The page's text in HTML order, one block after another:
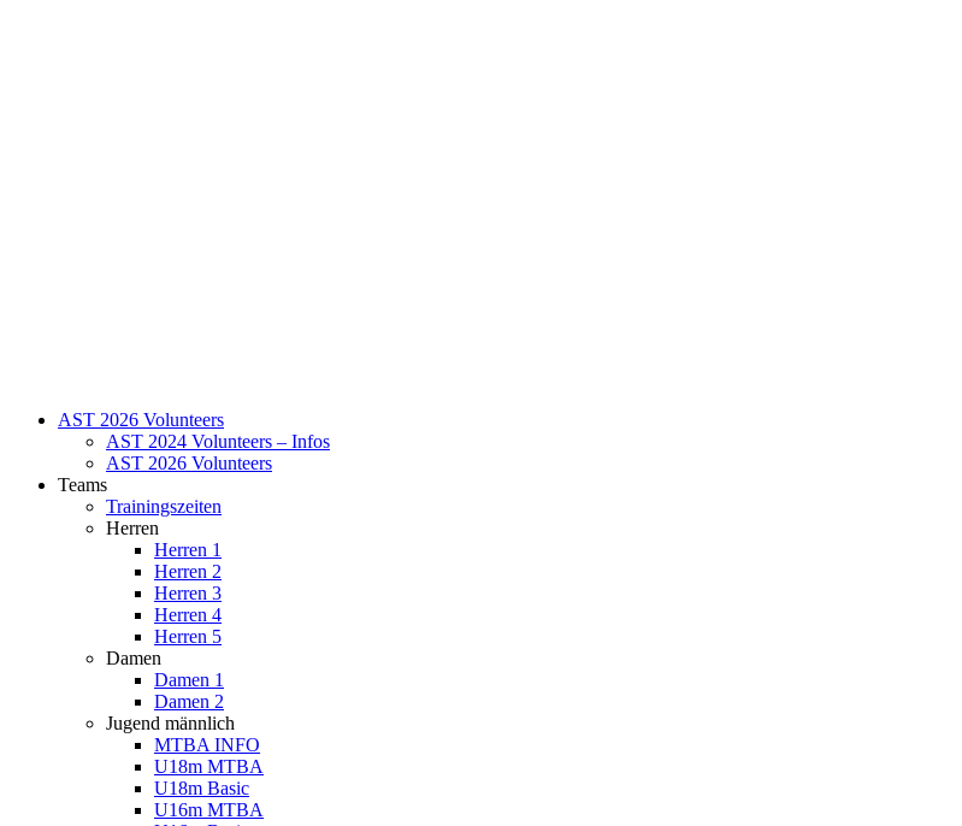
AST 2026 Volunteers
AST 2024 Volunteers – Infos
AST 2026 Volunteers
Teams
Trainingszeiten
Herren
Herren 1
Herren 2
Herren 3
Herren 4
Herren 5
Damen
Damen 1
Damen 2
Jugend männlich
MTBA INFO
U18m MTBA
U18m Basic
U16m MTBA